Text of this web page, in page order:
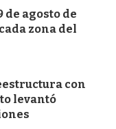
agosto de
zona del
con
levantó